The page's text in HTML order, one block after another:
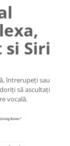
si Siri
întrerupeți sau
să ascultați
vocală.